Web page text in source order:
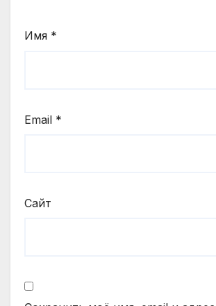
Имя *
Email *
Сайт